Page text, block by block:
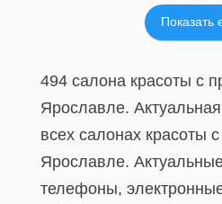
Показать
494 салона красоты с
Ярославле.
всех салонах красоты
Ярославле.
телефоны,